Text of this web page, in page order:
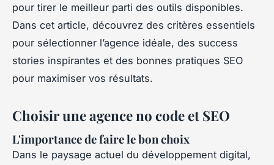
pour tirer le meilleur parti des outils disponibles.
Dans cet article, découvrez des critères essentiels
pour sélectionner l’agence idéale, des success
stories inspirantes et des bonnes pratiques SEO
pour maximiser vos résultats.
Choisir une agence no code et SEO
L'importance de faire le bon choix
Dans le paysage actuel du développement digital,